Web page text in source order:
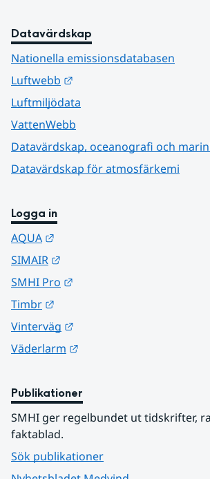
Datavärdskap
Nationella emissionsdatabasen
Luftwebb
Luftmiljödata
VattenWebb
Datavärdskap, oceanografi och
Datavärdskap för atmosfärkemi
Logga in
AQUA
SIMAIR
SMHI Pro
Timbr
Vinterväg
Väderlarm
Publikationer
SMHI ger regelbundet ut tidskrifter,
faktablad.
Sök publikationer